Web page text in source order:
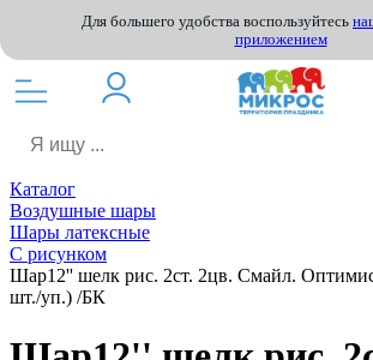
Для большего удобства воспользуйтесь
приложением
Каталог
Воздушные шары
Шары латексные
С рисунком
Шар12'' шелк рис. 2ст. 2цв. Смайл.
шт./уп.) /БК